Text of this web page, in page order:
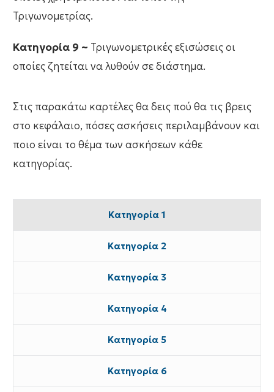
Τριγωνομετρίας.
Κατηγορία 9 ~ Τριγωνομετρικές εξισώσεις οι
οποίες ζητείται να λυθούν σε διάστημα.
Στις παρακάτω καρτέλες θα δεις πού θα τις βρεις
στο κεφάλαιο, πόσες ασκήσεις περιλαμβάνουν και
ποιο είναι το θέμα των ασκήσεων κάθε
κατηγορίας.
Κατηγορία 1
Κατηγορία 2
Κατηγορία 3
Κατηγορία 4
Κατηγορία 5
Κατηγορία 6